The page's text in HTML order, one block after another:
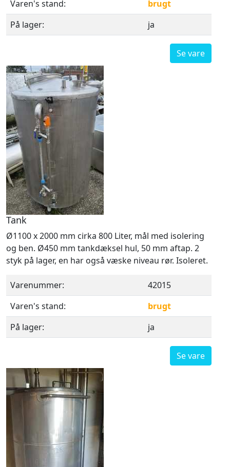
Varen's stand:
brugt
På lager:
ja
Se vare
Tank
Ø1100 x 2000 mm cirka 800 Liter, mål med isolering
og ben. Ø450 mm tankdæksel hul, 50 mm aftap. 2
styk på lager, en har også væske niveau rør. Isoleret.
Varenummer:
42015
Varen's stand:
brugt
På lager:
ja
Se vare